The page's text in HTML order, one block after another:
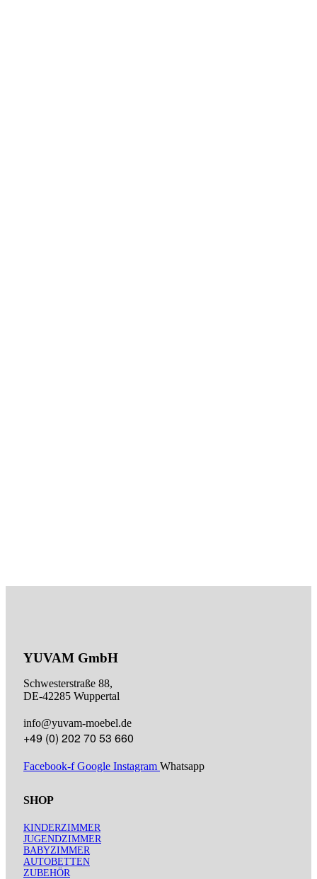
YUVAM GmbH
Schwesterstraße 88,
DE-42285 Wuppertal
info@yuvam-moebel.de
+49 (0) 202 70 53 660
Facebook-f Google Instagram Whatsapp
SHOP
KINDERZIMMER
JUGENDZIMMER
BABYZIMMER
AUTOBETTEN
ZUBEHÖR